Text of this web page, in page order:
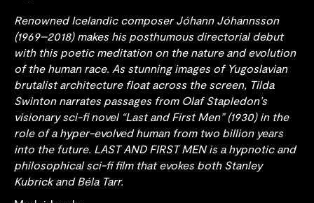
Renowned Icelandic composer Jóhann Jóhannsson
(1969–2018) makes his posthumous directorial debut
with this poetic meditation on the nature and evolution
of the human race. As stunning images of Yugoslavian
brutalist architecture float across the screen, Tilda
Swinton narrates passages from Olaf Stapledon’s
visionary sci-fi novel “Last and First Men” (1930) in the
role of a hyper-evolved human from two billion years
into the future. LAST AND FIRST MEN is a hypnotic and
philosophical sci-fi film that evokes both Stanley
Kubrick and Béla Tarr.